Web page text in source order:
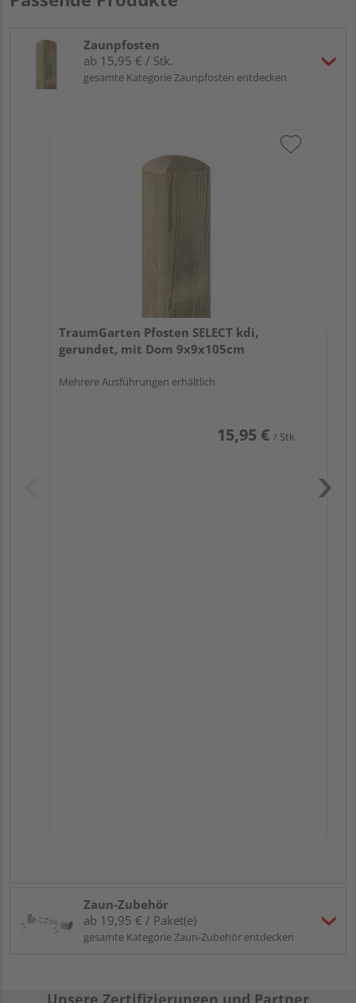
Zaunpfosten
ab 15,95 € / Stk.
gesamte Kategorie Zaunpfosten entdecken
TraumGarten Pfosten SELECT kdi,
gerundet, mit Dom 9x9x105cm
Mehrere Ausführungen erhältlich
15,95 € / Stk.
Zaun-Zubehör
ab 19,95 € / Paket(e)
gesamte Kategorie Zaun-Zubehör entdecken